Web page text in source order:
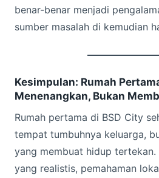
benar-benar menjadi
sumber masalah di kemudian
Kesimpulan: Rumah
Menenangkan, Bukan
Rumah pertama di BSD City
tempat tumbuhnya keluarga,
yang membuat hidup
yang realistis, pemahaman